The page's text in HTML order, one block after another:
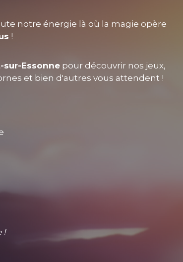
notre énergie là où la magie opère
!
sur-Essonne pour découvrir nos jeux,
et bien d'autres vous attendent !
!